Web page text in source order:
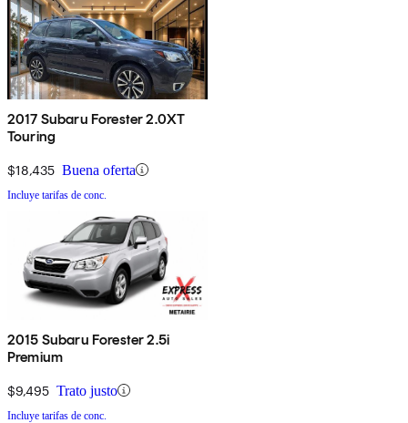
2017 Subaru Forester 2.0XT
Touring
$18,435 Buena oferta
Incluye tarifas de conc.
2015 Subaru Forester 2.5i
Premium
$9,495 Trato justo
Incluye tarifas de conc.